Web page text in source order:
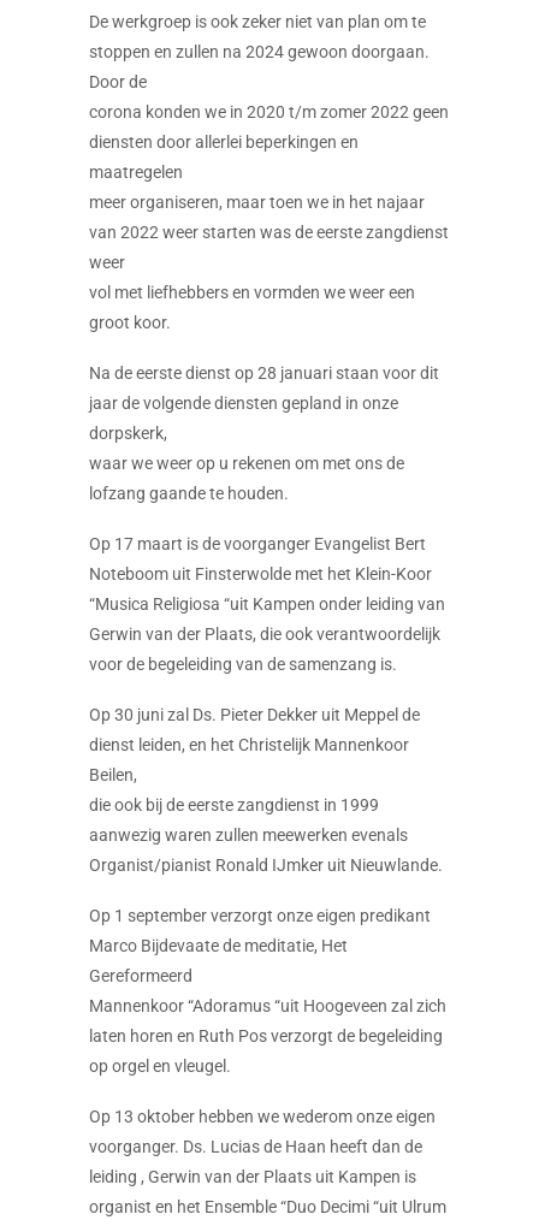
De werkgroep is ook zeker niet van plan om te
stoppen en zullen na 2024 gewoon doorgaan.
Door de
corona konden we in 2020 t/m zomer 2022 geen
diensten door allerlei beperkingen en
maatregelen
meer organiseren, maar toen we in het najaar
van 2022 weer starten was de eerste zangdienst
weer
vol met liefhebbers en vormden we weer een
groot koor.
Na de eerste dienst op 28 januari staan voor dit
jaar de volgende diensten gepland in onze
dorpskerk,
waar we weer op u rekenen om met ons de
lofzang gaande te houden.
Op 17 maart is de voorganger Evangelist Bert
Noteboom uit Finsterwolde met het Klein-Koor
“Musica Religiosa “uit Kampen onder leiding van
Gerwin van der Plaats, die ook verantwoordelijk
voor de begeleiding van de samenzang is.
Op 30 juni zal Ds. Pieter Dekker uit Meppel de
dienst leiden, en het Christelijk Mannenkoor
Beilen,
die ook bij de eerste zangdienst in 1999
aanwezig waren zullen meewerken evenals
Organist/pianist Ronald IJmker uit Nieuwlande.
Op 1 september verzorgt onze eigen predikant
Marco Bijdevaate de meditatie, Het
Gereformeerd
Mannenkoor “Adoramus “uit Hoogeveen zal zich
laten horen en Ruth Pos verzorgt de begeleiding
op orgel en vleugel.
Op 13 oktober hebben we wederom onze eigen
voorganger. Ds. Lucias de Haan heeft dan de
leiding , Gerwin van der Plaats uit Kampen is
organist en het Ensemble “Duo Decimi “uit Ulrum